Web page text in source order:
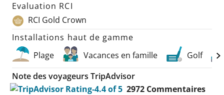
Evaluation RCI
RCI Gold Crown
Installations haut de gamme
Plage
Vacances en famille
Golf
Note des voyageurs TripAdvisor
2972 Commentaires